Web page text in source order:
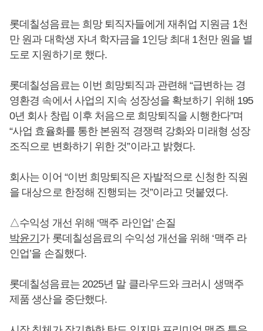
롯데칠성음료는 희망 퇴직자들에게 재취업 지원금 1천
만 원과 대학생 자녀 학자금을 1인당 최대 1천만 원을 별
도로 지원하기로 했다.
롯데칠성음료는 이번 희망퇴직과 관련해 “급변하는 경
영환경 속에서 사업의 지속 성장성을 확보하기 위해 195
0년 회사 창립 이후 처음으로 희망퇴직을 시행한다”며
“사업 효율화를 통한 본원적 경쟁력 강화와 미래형 성장
조직으로 변화하기 위한 것”이라고 밝혔다.
회사는 이어 “이번 희망퇴직은 자발적으로 신청한 직원
을 대상으로 한정해 진행되는 것”이라고 덧붙였다.
△수익성 개선 위해 ‘맥주 라인업’ 손질
박윤기가 롯데칠성음료의 수익성 개선을 위해 ‘맥주 라
인업’을 손질했다.
롯데칠성음료는 2025년 말 클라우드와 크러시 생맥주
제품 생산을 중단했다.